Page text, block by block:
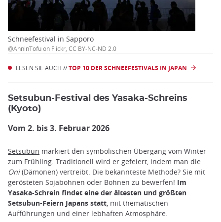
Schneefestival in Sapporo
@AnninTofu on Flickr, CC BY-NC-ND 2.0
LESEN SIE AUCH //TOP 10 DER SCHNEEFESTIVALS IN JAPAN
Setsubun-Festival des Yasaka-Schreins
(Kyoto)
Vom 2. bis 3. Februar 2026
Setsubun markiert den symbolischen Übergang vom Winter
zum Frühling. Traditionell wird er gefeiert, indem man die
Oni(Dämonen) vertreibt. Die bekannteste Methode? Sie mit
gerösteten Sojabohnen oder Bohnen zu bewerfen! Im
Yasaka-Schrein findet eine der ältesten und größten
Setsubun-Feiern Japans statt, mit thematischen
Aufführungen und einer lebhaften Atmosphäre.